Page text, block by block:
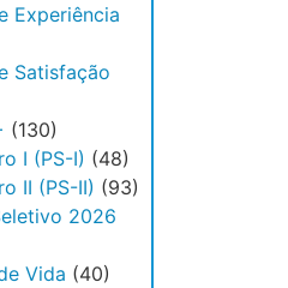
Experiência
Satisfação
(130)
I (PS-I) (48)
II (PS-II) (93)
2026
Vida (40)